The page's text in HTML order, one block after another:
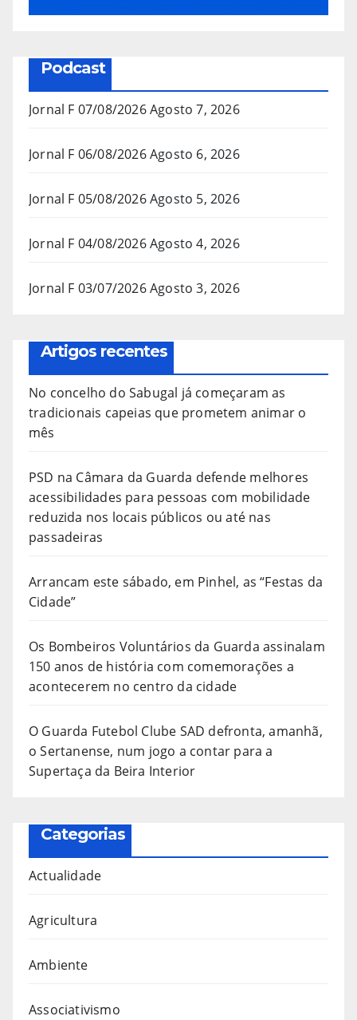
Podcast
Jornal F 07/08/2026Agosto 7, 2026
Jornal F 06/08/2026Agosto 6, 2026
Jornal F 05/08/2026Agosto 5, 2026
Jornal F 04/08/2026Agosto 4, 2026
Jornal F 03/07/2026Agosto 3, 2026
Artigos recentes
No concelho do Sabugal já começaram as
tradicionais capeias que prometem animar o
mês
PSD na Câmara da Guarda defende melhores
acessibilidades para pessoas com mobilidade
reduzida nos locais públicos ou até nas
passadeiras
Arrancam este sábado, em Pinhel, as “Festas da
Cidade”
Os Bombeiros Voluntários da Guarda assinalam
150 anos de história com comemorações a
acontecerem no centro da cidade
O Guarda Futebol Clube SAD defronta, amanhã,
o Sertanense, num jogo a contar para a
Supertaça da Beira Interior
Categorias
Actualidade
Agricultura
Ambiente
Associativismo